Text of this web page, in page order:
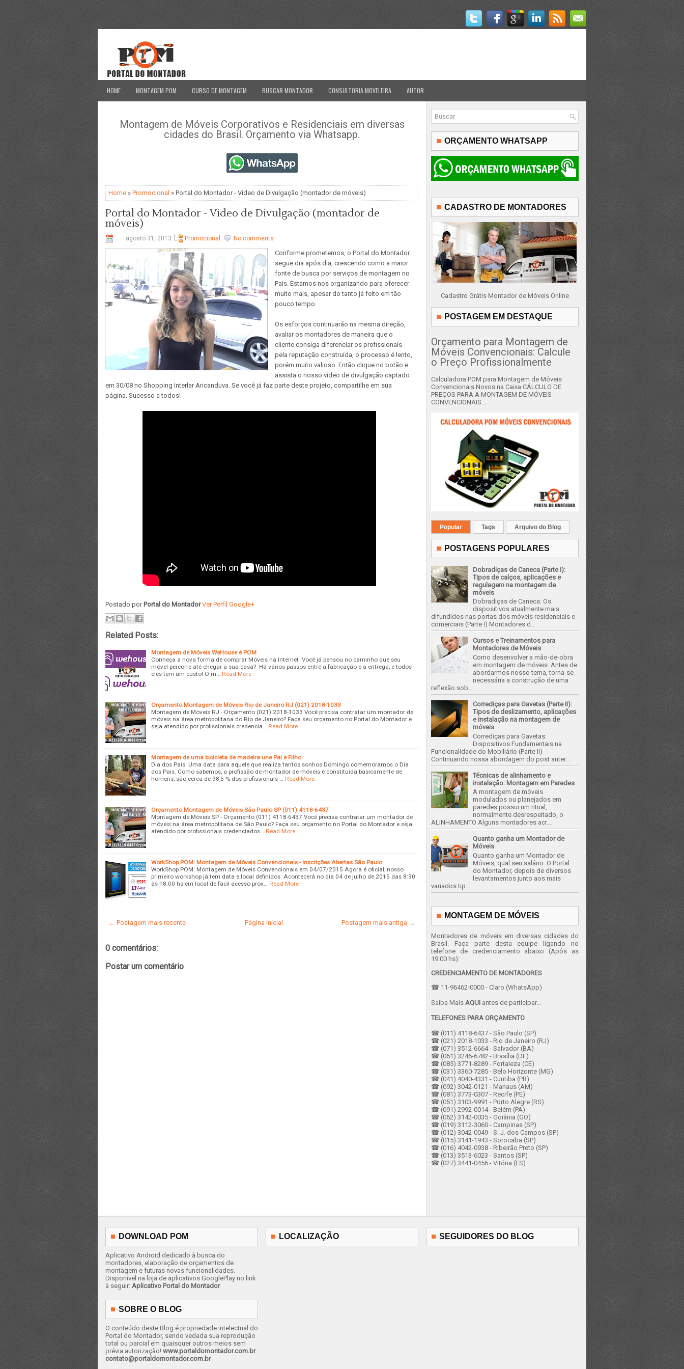
HOME MONTAGEM POM CURSO DE MONTAGEM BUSCAR MONTADOR CONSULTORIA MOVELEIRA AUTOR
Montagem de Móveis Corporativos e Residenciais em diversas
cidades do Brasil. Orçamento via Whatsapp.
Home » Promocional » Portal do Montador - Video de Divulgação (montador de móveis)
Portal do Montador - Video de Divulgação (montador de
móveis)
agosto 31, 2013 Promocional No comments
Conforme prometemos, o Portal do Montador
segue dia após dia, crescendo como a maior
fonte de busca por serviços de montagem no
País. Estamos nos organizando para oferecer
muito mais, apesar do tanto já feito em tão
pouco tempo.
Os esforços continuarão na mesma direção,
avaliar os montadores de maneira que o
cliente consiga diferenciar os profissionais
pela reputação construída, o processo é lento,
porém muito valioso. Então clique no botão e
assista o nosso vídeo de divulgação captado
em 30/08 no Shopping Interlar Aricanduva. Se você já faz parte deste projeto, compartilhe em sua
página. Sucesso a todos!
Postado por Portal do Montador Ver Perfil Google+
Related Posts:
Montagem de Móveis WeHouse é POM
Conheça a nova forma de comprar Móveis na Internet Você já pensou no caminho que seu
móvel percorre até chegar a sua casa? Há vários passos entre a fabricação e a entrega, e todos
eles tem um custo! O m…
Read More
Orçamento Montagem de Móveis Rio de Janeiro RJ (021) 2018-1033
Montagem de Móveis RJ - Orçamento (021) 2018-1033 Você precisa contratar um montador de
móveis na área metropolitana do Rio de Janeiro? Faça seu orçamento no Portal do Montador e
seja atendido por profissionais credencia…
Read More
Montagem de uma bicicleta de madeira une Pai e Filho
Dia dos Pais: Uma data para aquele que realiza tantos sonhos Domingo comemoramos o Dia
dos Pais. Como sabemos, a profissão de montador de móveis é constituída basicamente de
homens, são cerca de 98,5 % dos profissionais …
Read More
Orçamento Montagem de Móveis São Paulo SP (011) 4118-6437
Montagem de Móveis SP - Orçamento (011) 4118-6437 Você precisa contratar um montador de
móveis na área metropolitana de São Paulo? Faça seu orçamento no Portal do Montador e seja
atendido por profissionais credenciados…
Read More
WorkShop POM: Montagem de Móveis Convencionais - Inscrições Abertas São Paulo
WorkShop POM: Montagem de Móveis Convencionais em 04/07/2015 Agora é oficial, nosso
primeiro workshop já tem data e local definidos. Acontecerá no dia 04 de julho de 2015 das 8:30
às 18:00 hs em local de fácil acesso próx…
Read More
← Postagem mais recente Postagem mais antiga →
Página inicial
0 comentários:
Postar um comentário
ORÇAMENTO WHATSAPP
CADASTRO DE MONTADORES
Cadastro Grátis Montador de Móveis Online
POSTAGEM EM DESTAQUE
Orçamento para Montagem de
Móveis Convencionais: Calcule
o Preço Profissionalmente
Calculadora POM para Montagem de Móveis
Convencionais Novos na Caixa CÁLCULO DE
PREÇOS PARA A MONTAGEM DE MÓVEIS
CONVENCIONAIS ...
Popular Tags Arquivo do Blog
POSTAGENS POPULARES
Dobradiças de Caneca (Parte I):
Tipos de calços, aplicações e
regulagem na montagem de
móveis
Dobradiças de Caneca: Os
dispositivos atualmente mais
difundidos nas portas dos móveis residenciais e
comerciais (Parte I) Montadores d...
Cursos e Treinamentos para
Montadores de Móveis
Como desenvolver a mão-de-obra
em montagem de móveis. Antes de
abordarmos nosso tema, torna-se
necessária a construção de uma
reflexão sob...
Corrediças para Gavetas (Parte II):
Tipos de deslizamento, aplicações
e instalação na montagem de
móveis
Corrediças para Gavetas:
Dispositivos Fundamentais na
Funcionalidade do Mobiliário (Parte II)
Continuando nossa abordagem do post anter...
Técnicas de alinhamento e
instalação: Montagem em Paredes
A montagem de móveis
modulados ou planejados em
paredes possui um ritual,
normalmente desrespeitado, o
ALINHAMENTO Alguns montadores acr...
Quanto ganha um Montador de
Móveis
Quanto ganha um Montador de
Móveis, qual seu salário. O Portal
do Montador, depois de diversos
levantamentos junto aos mais
variados tip...
MONTAGEM DE MÓVEIS
Montadores de móveis em diversas cidades do
Brasil. Faça parte desta equipe ligando no
telefone de credenciamento abaixo (Após as
19:00 hs):
CREDENCIAMENTO DE MONTADORES
☎ 11-96462-0000 - Claro (WhatsApp)
Saiba Mais AQUI antes de participar...
TELEFONES PARA ORÇAMENTO
☎ (011) 4118-6437 - São Paulo (SP)
☎ (021) 2018-1033 - Rio de Janeiro (RJ)
☎ (071) 3512-6664 - Salvador (BA)
☎ (061) 3246-6782 - Brasília (DF)
☎ (085) 3771-8289 - Fortaleza (CE)
☎ (031) 3360-7285 - Belo Horizonte (MG)
☎ (041) 4040-4331 - Curitiba (PR)
☎ (092) 3042-0121 - Manaus (AM)
☎ (081) 3773-0307 - Recife (PE)
☎ (051) 3103-9991 - Porto Alegre (RS)
☎ (091) 2992-0014 - Belém (PA)
☎ (062) 3142-0035 - Goiânia (GO)
☎ (019) 3112-3060 - Campinas (SP)
☎ (012) 3042-0049 - S. J. dos Campos (SP)
☎ (015) 3141-1943 - Sorocaba (SP)
☎ (016) 4042-0938 - Ribeirão Preto (SP)
☎ (013) 3513-6023 - Santos (SP)
☎ (027) 3441-0456 - Vitória (ES)
DOWNLOAD POM
Aplicativo Android dedicado à busca do
montadores, elaboração de orçamentos de
montagem e futuras novas funcionalidades.
Disponível na loja de aplicativos GooglePlay no link
à seguir: Aplicativo Portal do Montador
SOBRE O BLOG
O conteúdo deste Blog é propriedade intelectual do
Portal do Montador, sendo vedada sua reprodução
total ou parcial em quaisquer outros meios sem
prévia autorização! www.portaldomontador.com.br
contato@portaldomontador.com.br
LOCALIZAÇÃO SEGUIDORES DO BLOG